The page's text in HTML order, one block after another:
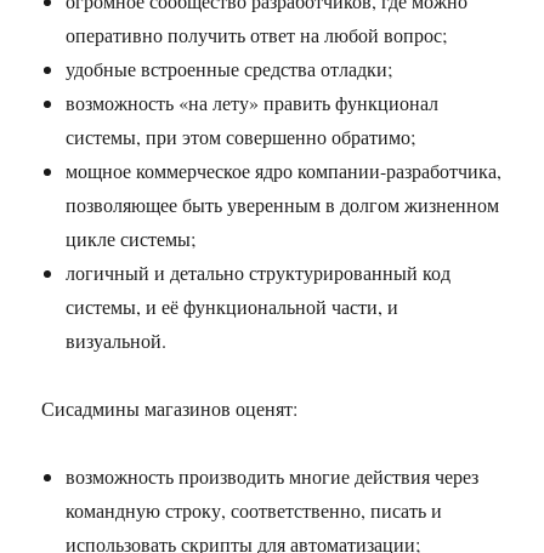
оперативно получить ответ на любой вопрос;
удобные встроенные средства отладки;
возможность «на лету» править функционал
системы, при этом совершенно обратимо;
мощное коммерческое ядро компании-разработчика,
позволяющее быть уверенным в долгом жизненном
цикле системы;
логичный и детально структурированный код
системы, и её функциональной части, и
визуальной.
Сисадмины магазинов оценят:
возможность производить многие действия через
командную строку, соответственно, писать и
использовать скрипты для автоматизации;